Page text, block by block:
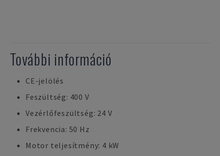
További információ
CE-jelölés
Feszültség: 400 V
Vezérlőfeszültség: 24 V
Frekvencia: 50 Hz
Motor teljesítmény: 4 kW